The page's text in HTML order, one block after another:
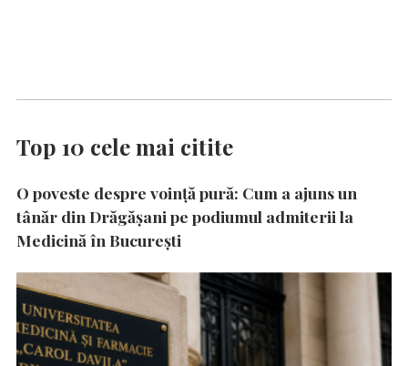
Top 10 cele mai citite
O poveste despre voință pură: Cum a ajuns un
tânăr din Drăgășani pe podiumul admiterii la
Medicină în București